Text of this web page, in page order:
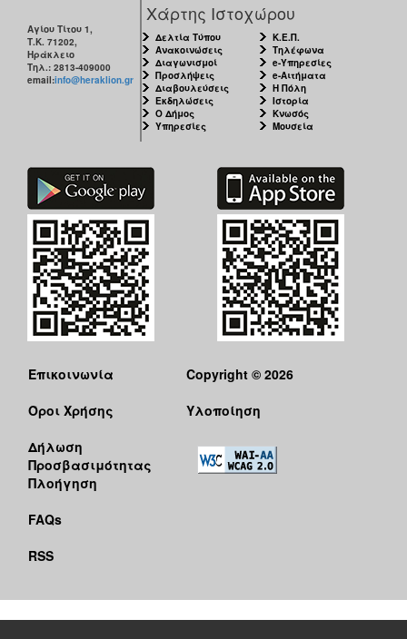
Αγίου Τίτου 1,
Τ.Κ. 71202,
Ηράκλειο
Τηλ.: 2813-409000
email:info@heraklion.gr
Χάρτης Ιστοχώρου
Δελτία Τύπου
Ανακοινώσεις
Διαγωνισμοί
Προσλήψεις
Διαβουλεύσεις
Εκδηλώσεις
Ο Δήμος
Υπηρεσίες
Κ.Ε.Π.
Τηλέφωνα
e-Υπηρεσίες
e-Αιτήματα
Η Πόλη
Ιστορία
Κνωσός
Μουσεία
Επικοινωνία
Όροι Χρήσης
Δήλωση
Προσβασιμότητας
Πλοήγηση
FAQs
RSS
Copyright © 2026
Υλοποίηση